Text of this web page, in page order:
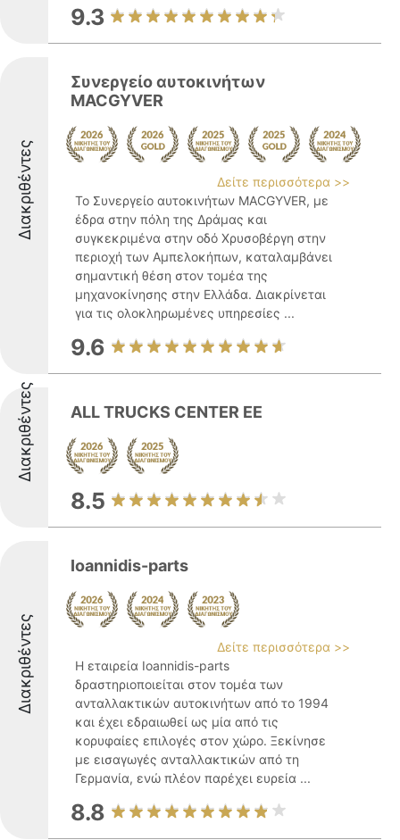
9.3
Διακριθέντες
Συνεργείο αυτοκινήτων
MACGYVER
Δείτε περισσότερα >>
Το Συνεργείο αυτοκινήτων MACGYVER, με
έδρα στην πόλη της Δράμας και
συγκεκριμένα στην οδό Χρυσοβέργη στην
περιοχή των Αμπελοκήπων, καταλαμβάνει
σημαντική θέση στον τομέα της
μηχανοκίνησης στην Ελλάδα. Διακρίνεται
για τις ολοκληρωμένες υπηρεσίες ...
9.6
Διακριθέντες ALL TRUCKS CENTER EE
8.5
Διακριθέντες
Ioannidis-parts
Δείτε περισσότερα >>
Η εταιρεία Ioannidis-parts
δραστηριοποιείται στον τομέα των
ανταλλακτικών αυτοκινήτων από το 1994
και έχει εδραιωθεί ως μία από τις
κορυφαίες επιλογές στον χώρο. Ξεκίνησε
με εισαγωγές ανταλλακτικών από τη
Γερμανία, ενώ πλέον παρέχει ευρεία ...
8.8